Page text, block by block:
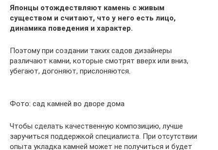
Японцы отождествляют камень с живым
существом и считают, что у него есть лицо,
динамика поведения и характер.
Поэтому при создании таких садов дизайнеры
различают камни, которые смотрят вверх или вниз,
убегают, догоняют, прислоняются.
Фото: сад камней во дворе дома
Чтобы сделать качественную композицию, лучше
заручиться поддержкой специалиста. При отсутствии
опыта укладка камней может не получиться и будет